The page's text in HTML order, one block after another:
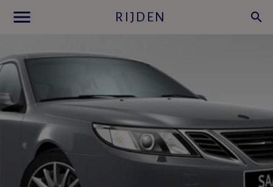
menu RIJDEN search